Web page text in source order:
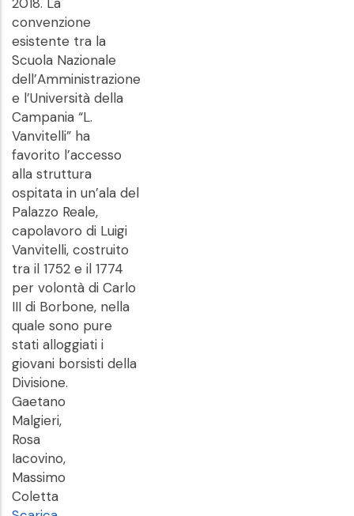
convenzione
esistente tra la
Scuola Nazionale
dell’Amministrazione
e l’Università della
Campania “L.
Vanvitelli” ha
favorito l’accesso
alla struttura
ospitata in un’ala del
Palazzo Reale,
capolavoro di Luigi
Vanvitelli, costruito
tra il 1752 e il 1774
per volontà di Carlo
III di Borbone, nella
quale sono pure
stati alloggiati i
giovani borsisti della
Divisione.
Gaetano
Malgieri,
Rosa
Iacovino,
Massimo
Coletta